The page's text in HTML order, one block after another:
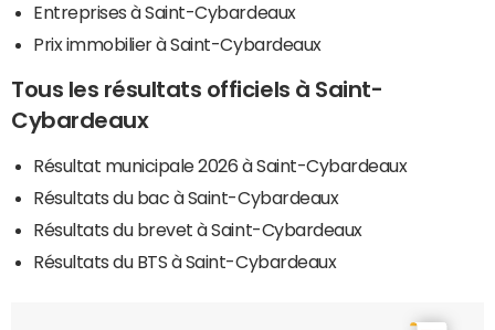
Entreprises à Saint-Cybardeaux
Prix immobilier à Saint-Cybardeaux
Tous les résultats officiels à Saint-
Cybardeaux
Résultat municipale 2026 à Saint-Cybardeaux
Résultats du bac à Saint-Cybardeaux
Résultats du brevet à Saint-Cybardeaux
Résultats du BTS à Saint-Cybardeaux